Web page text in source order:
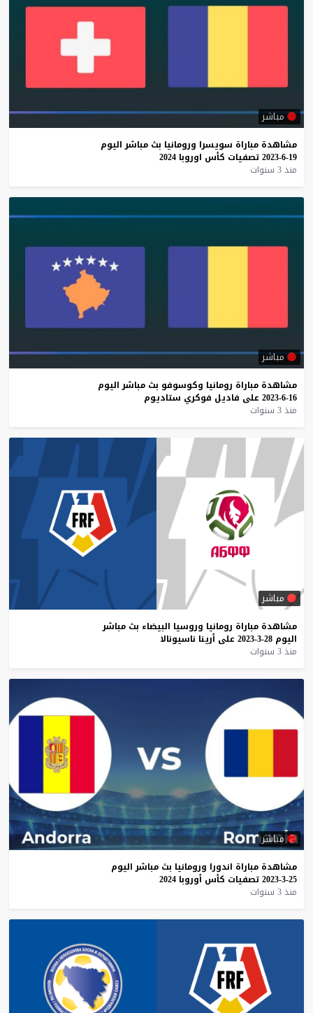
مباشر
مشاهدة مباراة سويسرا ورومانيا بث مباشر اليوم
19-6-2023
تصفيات كأس اوروبا 2024
منذ 3 سنوات
مباشر
مشاهدة مباراة رومانيا وكوسوفو بث مباشر اليوم
16-6-2023
على فاديل فوكري ستاديوم
منذ 3 سنوات
مباشر
مشاهدة مباراة رومانيا وروسيا البيضاء بث مباشر
اليوم 28-3-2023 على أرينا ناسيونالا
منذ 3 سنوات
مباشر
مشاهدة مباراة اندورا ورومانيا بث مباشر اليوم
25-3-2023
تصفيات كأس أوروبا 2024
منذ 3 سنوات